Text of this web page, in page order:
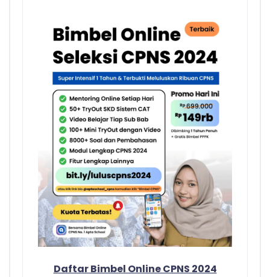
Daftar Bimbel Online CPNS 2024